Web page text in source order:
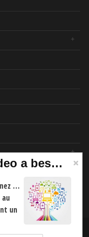
Légales
Mathenvideo a besoin de vous
…
un